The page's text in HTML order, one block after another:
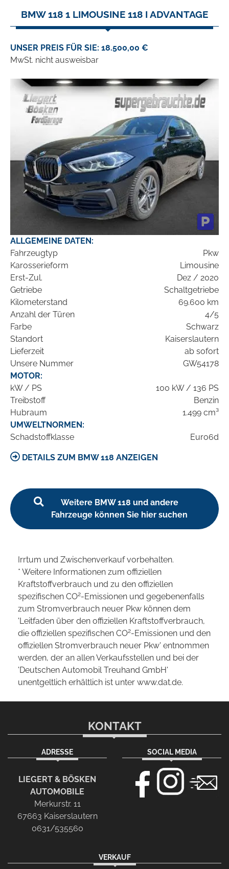
BMW 118 1 LIMOUSINE 118 I ADVANTAGE
UNSER PREIS FÜR SIE: 18.500,00 €
MwSt. nicht ausweisbar
ALLGEMEINE DATEN:
Fahrzeugtyp
Pkw
Karosserieform
Limousine
Erst-Zul.
Dez / 2020
Getriebe
Schaltgetriebe
Kilometerstand
69.600 km
Anzahl der Türen
4/5
Farbe
Schwarz
Standort
Kaiserslautern
Lieferzeit
ab sofort
Unsere Nummer
GW54178
MOTOR:
kW / PS
100 kW / 136 PS
Treibstoff
Benzin
Hubraum
1.499 cm³
UMWELTNORMEN:
Schadstoffklasse
Euro6d
DETAILS ZUM BMW 118 ANZEIGEN
Weitere BMW 118 und andere
Fahrzeuge können Sie hier suchen
Irrtum und Zwischenverkauf vorbehalten.
* Weitere Informationen zum offiziellen
Kraftstoffverbrauch und zu den offiziellen
spezifischen CO2-Emissionen und gegebenenfalls
zum Stromverbrauch neuer Pkw können dem
'Leitfaden über den offiziellen Kraftstoffverbrauch,
die offiziellen spezifischen CO2-Emissionen und den
offiziellen Stromverbrauch neuer Pkw' entnommen
werden, der an allen Verkaufsstellen und bei der
'Deutschen Automobil Treuhand GmbH'
unentgeltlich erhältlich ist unter www.dat.de.
KONTAKT
ADRESSE
LIEGERT & BÖSKEN
AUTOMOBILE
Merkurstr. 11
67663 Kaiserslautern
0631/535560
SOCIAL MEDIA
VERKAUF